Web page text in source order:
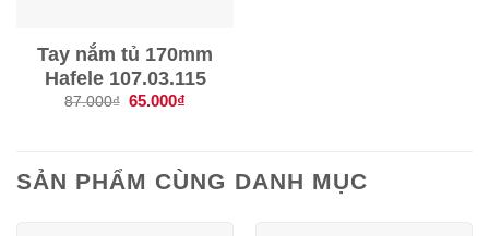
Tay nắm tủ 170mm
Hafele 107.03.115
87.000₫ Giá
65.000₫
SẢN PHẨM CÙNG DANH MỤC